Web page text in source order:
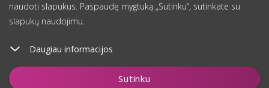
naudoti slapukus. Paspaudę mygtuką „Sutinku“, sutinkate su
slapukų naudojimu.
Daugiau informacijos
Sutinku
Įdėti į krepšelį